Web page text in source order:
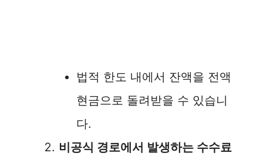
법적 한도 내에서 잔액을 전액
현금으로 돌려받을 수 있습니
다.
비공식 경로에서 발생하는 수수료